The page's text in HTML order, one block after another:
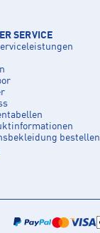
SERVICE
bestellen